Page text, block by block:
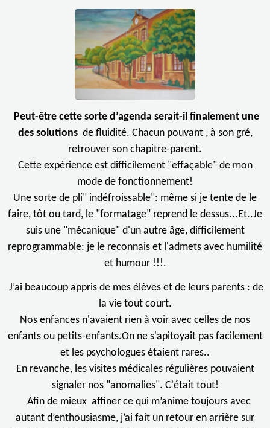
Peut-être cette sorte d’agenda serait-il finalement une
des solutionsde fluidité. Chacun pouvant , à son gré,
retrouver son chapitre-parent.
Cette expérience est difficilement "effaçable" de mon
mode de fonctionnement!
Une sorte de pli" indéfroissable": même si je tente de le
faire, tôt ou tard, le "formatage" reprend le dessus...Et..Je
suis une "mécanique" d'un autre âge, difficilement
reprogrammable: je le reconnais et l'admets avec humilité
et humour !!!.
J’ai beaucoup appris de mes élèves et de leurs parents : de
la vie tout court.
Nos enfances n'avaient rien à voir avec celles de nos
enfants ou petits-enfants.On ne s'apitoyait pas facilement
et les psychologues étaient rares..
En revanche, les visites médicales régulières pouvaient
signaler nos "anomalies". C'était tout!
Afin de mieux affiner ce qui m’anime toujours avec
autant d’enthousiasme, j’ai fait un retour en arrière sur